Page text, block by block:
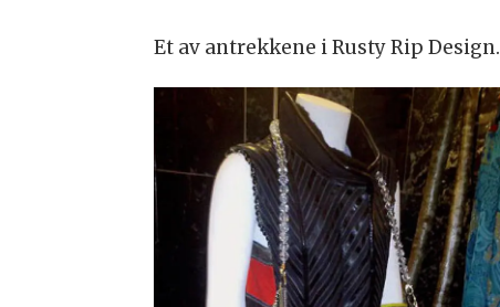
Et av antrekkene i Rusty Rip Design.